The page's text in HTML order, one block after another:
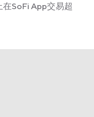
SoFi App交易超